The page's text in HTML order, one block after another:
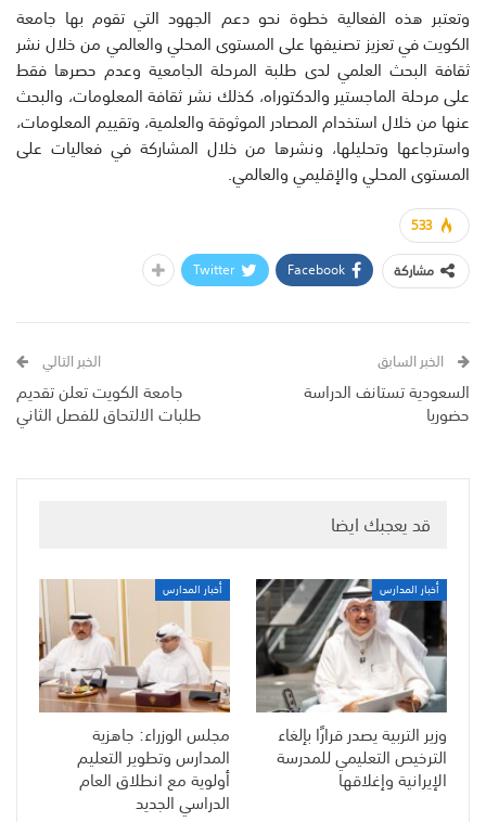
وتعتبر هذه الفعالية خطوة نحو دعم الجهود التي تقوم بها جامعة
الكويت في تعزيز تصنيفها على المستوى المحلي والعالمي من خلال نشر
ثقافة البحث العلمي لدى طلبة المرحلة الجامعية وعدم حصرها فقط
على مرحلة الماجستير والدكتوراه، كذلك نشر ثقافة المعلومات، والبحث
عنها من خلال استخدام المصادر الموثوقة والعلمية، وتقييم المعلومات،
واسترجاعها وتحليلها، ونشرها من خلال المشاركة في فعاليات على
المستوى المحلي والإقليمي والعالمي.
533
مشاركة
Facebook
Twitter
الخبر السابق
السعودية تستانف الدراسة
حضوريا
الخبر التالي
جامعة الكويت تعلن تقديم
طلبات الالتحاق للفصل الثاني
قد يعجبك ايضا
أخبار المدارس
وزير التربية يصدر قرارًا بإلغاء
الترخيص التعليمي للمدرسة
الإيرانية وإغلاقها
أخبار المدارس
مجلس الوزراء: جاهزية
المدارس وتطوير التعليم
أولوية مع انطلاق العام
الدراسي الجديد